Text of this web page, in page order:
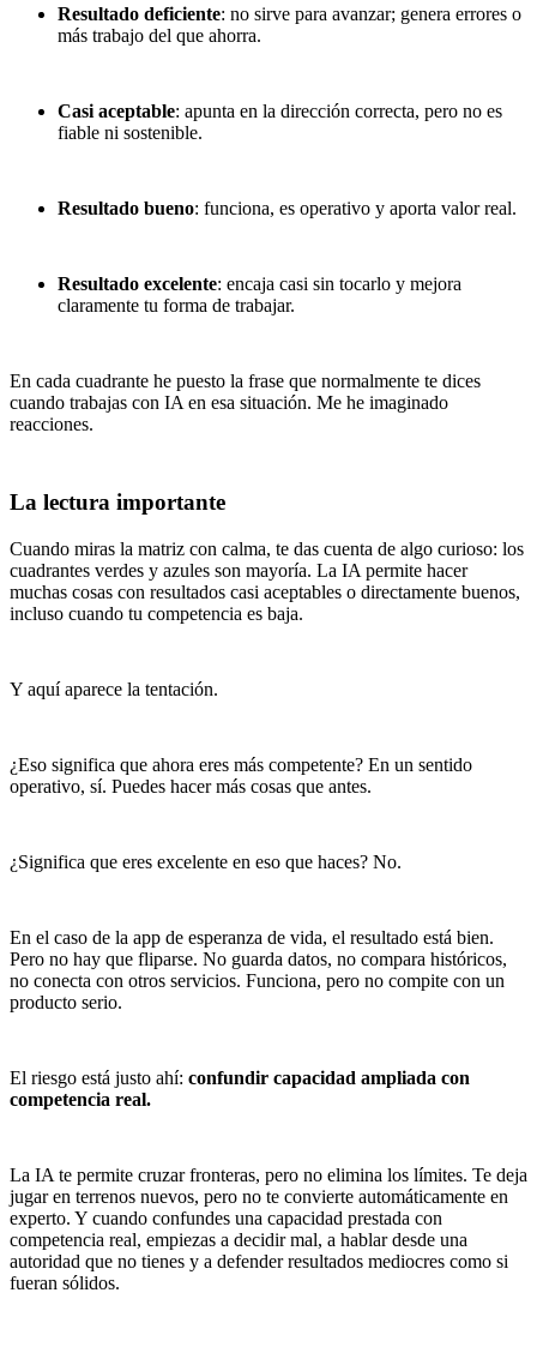
Resultado deficiente: no sirve para avanzar; genera errores o
más trabajo del que ahorra.
Casi aceptable: apunta en la dirección correcta, pero no es
fiable ni sostenible.
Resultado bueno: funciona, es operativo y aporta valor real.
Resultado excelente: encaja casi sin tocarlo y mejora
claramente tu forma de trabajar.
En cada cuadrante he puesto la frase que normalmente te dices
cuando trabajas con IA en esa situación. Me he imaginado
reacciones.
La lectura importante
Cuando miras la matriz con calma, te das cuenta de algo curioso: los
cuadrantes verdes y azules son mayoría. La IA permite hacer
muchas cosas con resultados casi aceptables o directamente buenos,
incluso cuando tu competencia es baja.
Y aquí aparece la tentación.
¿Eso significa que ahora eres más competente? En un sentido
operativo, sí. Puedes hacer más cosas que antes.
¿Significa que eres excelente en eso que haces? No.
En el caso de la app de esperanza de vida, el resultado está bien.
Pero no hay que fliparse. No guarda datos, no compara históricos,
no conecta con otros servicios. Funciona, pero no compite con un
producto serio.
El riesgo está justo ahí: confundir capacidad ampliada con
competencia real.
La IA te permite cruzar fronteras, pero no elimina los límites. Te deja
jugar en terrenos nuevos, pero no te convierte automáticamente en
experto. Y cuando confundes una capacidad prestada con
competencia real, empiezas a decidir mal, a hablar desde una
autoridad que no tienes y a defender resultados mediocres como si
fueran sólidos.